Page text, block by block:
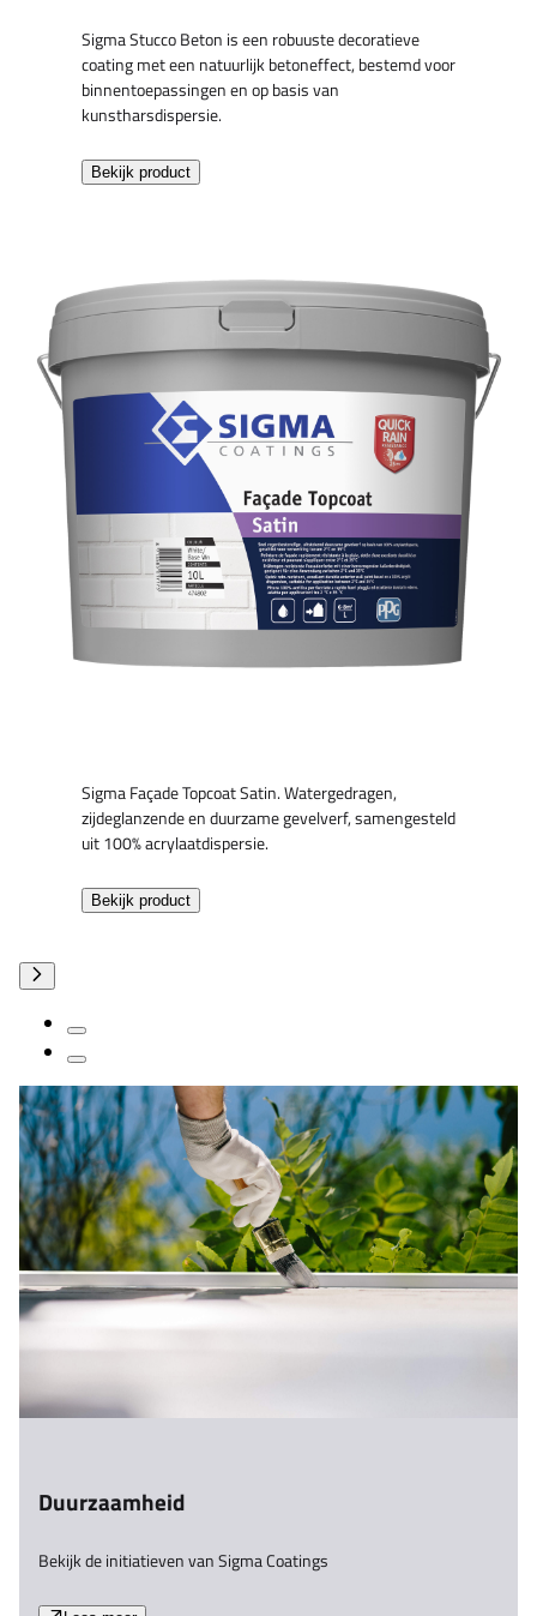
Sigma Stucco Beton is een robuuste decoratieve
coating met een natuurlijk betoneffect, bestemd voor
binnentoepassingen en op basis van
kunstharsdispersie.
Bekijk product
Sigma Façade Topcoat Satin. Watergedragen,
zijdeglanzende en duurzame gevelverf, samengesteld
uit 100% acrylaatdispersie.
Bekijk product
Duurzaamheid
Bekijk de initiatieven van Sigma Coatings